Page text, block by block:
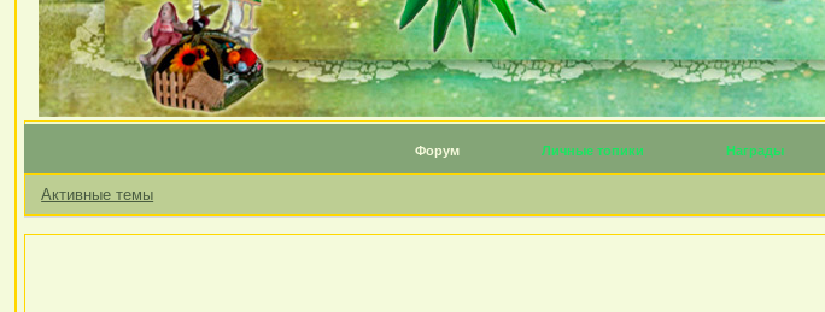
Форум Личные топики Награды
Активные темы